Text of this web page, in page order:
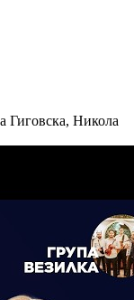
Гиговска, Никола